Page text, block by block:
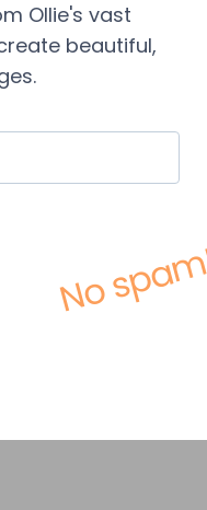
Ollie's vast
beautiful,
No